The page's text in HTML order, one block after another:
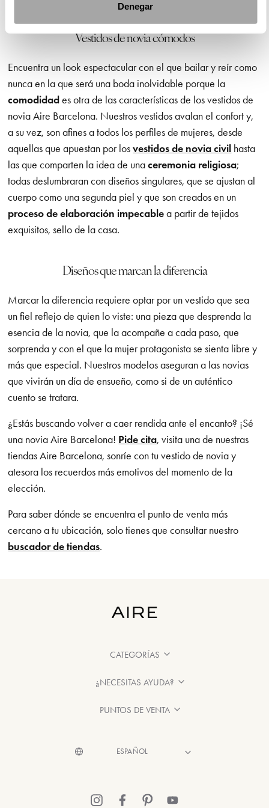
Denegar
Vestidos de novia cómodos
Encuentra un look espectacular con el que bailar y reír como
nunca en la que será una boda inolvidable porque la
comodidades otra de las características de los vestidos de
novia Aire Barcelona. Nuestros vestidos avalan el confort y,
a su vez, son afines a todos los perfiles de mujeres, desde
aquellas que apuestan por losvestidos de novia civil hasta
las que comparten la idea de unaceremonia religiosa;
todas deslumbraran con diseños singulares, que se ajustan al
cuerpo como una segunda piel y que son creados en un
proceso de elaboración impecablea partir de tejidos
exquisitos, sello de la casa.
Diseños que marcan la diferencia
Marcar la diferencia requiere optar por un vestido que sea
un fiel reflejo de quien lo viste: una pieza que desprenda la
esencia de la novia, que la acompañe a cada paso, que
sorprenda y con el que la mujer protagonista se sienta libre y
más que especial. Nuestros modelos aseguran a las novias
que vivirán un día de ensueño, como si de un auténtico
cuento se tratara.
¿Estás buscando volver a caer rendida ante el encanto? ¡Sé
una novia Aire Barcelona! Pide cita, visita una de nuestras
tiendas Aire Barcelona, sonríe con tu vestido de novia y
atesora los recuerdos más emotivos del momento de la
elección.
Para saber dónde se encuentra el punto de venta más
cercano a tu ubicación, solo tienes que consultar nuestro
buscador de tiendas.
CATEGORÍAS
¿NECESITAS AYUDA?
PUNTOS DE VENTA